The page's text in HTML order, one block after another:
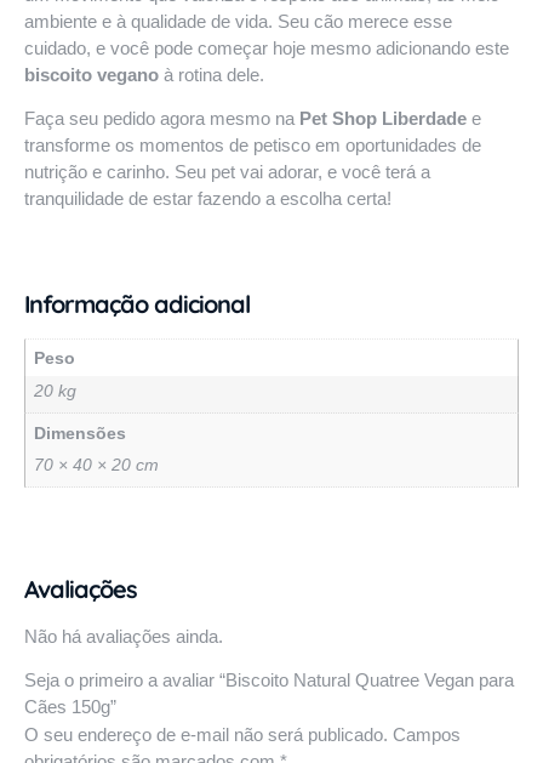
ambiente e à qualidade de vida. Seu cão merece esse
cuidado, e você pode começar hoje mesmo adicionando este
biscoito vegano à rotina dele.
Faça seu pedido agora mesmo na Pet Shop Liberdade e
transforme os momentos de petisco em oportunidades de
nutrição e carinho. Seu pet vai adorar, e você terá a
tranquilidade de estar fazendo a escolha certa!
Informação adicional
Peso
20 kg
Dimensões
70 × 40 × 20 cm
Avaliações
Não há avaliações ainda.
Seja o primeiro a avaliar “Biscoito Natural Quatree Vegan para
Cães 150g”
O seu endereço de e-mail não será publicado. Campos